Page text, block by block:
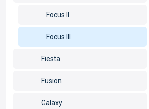
Focus II
Focus III
Fiesta
Fusion
Galaxy